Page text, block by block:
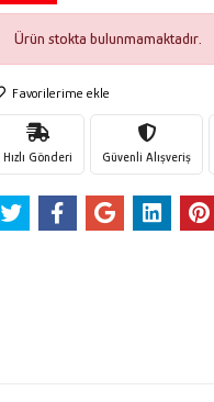
Ürün stokta bulunmamaktadır.
Favorilerime ekle
Hızlı Gönderi Güvenli Alışveriş